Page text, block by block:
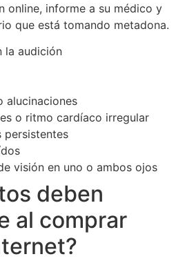
online, informe a su médico y
que está tomando metadona.
la audición
alucinaciones
o ritmo cardíaco irregular
persistentes
visión en uno o ambos ojos
deben
al comprar